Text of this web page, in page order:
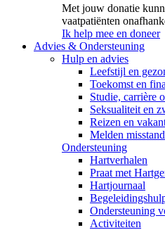
Met jouw donatie
vaatpatiënten
Ik help mee en doneer
Advies & Ondersteuning
Hulp en advies
Leefstijl en
Toekomst en
Studie, carrière
Seksualiteit en
Reizen en
Melden
Ondersteuning
Hartverhalen
Praat met
Hartjournaal
Ondersteuning
Activiteiten